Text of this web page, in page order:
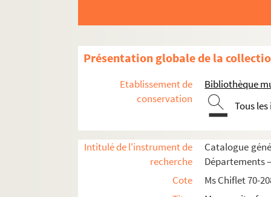
Présentation globale de la
Etablissement de
conservation
Bibliothèque
Tous
Intitulé de l'instrument de
recherche
Catalogue
Départements
Cote
Ms Chiflet 70-
57. ;
60 v°. ;
61. [Fol. 61, 72, 258-260]. Plusieurs lettres